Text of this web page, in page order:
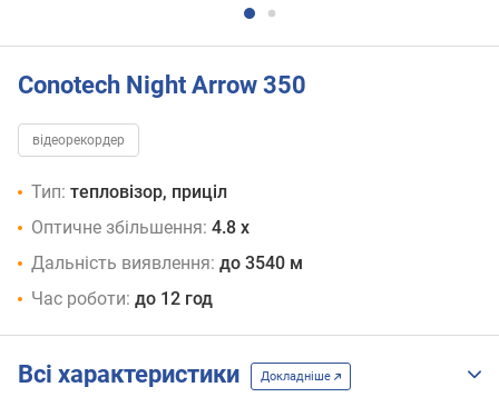
Conotech Night Arrow 350
відеорекордер
Тип: тепловізор, приціл
Оптичне збільшення: 4.8 x
Дальність виявлення: до 3540 м
Час роботи: до 12 год
Всі характеристики Докладніше